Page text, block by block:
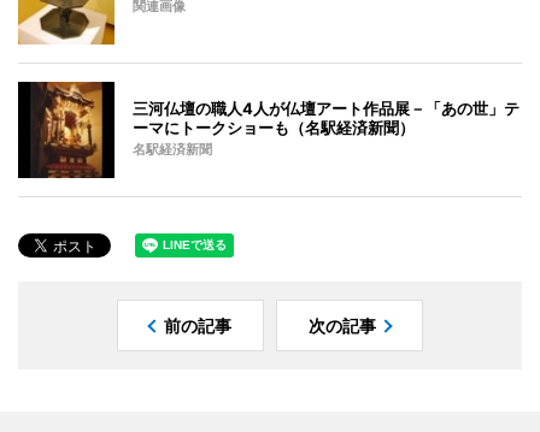
関連画像
三河仏壇の職人4人が仏壇アート作品展－「あの世」テ
ーマにトークショーも（名駅経済新聞）
名駅経済新聞
前の記事 次の記事